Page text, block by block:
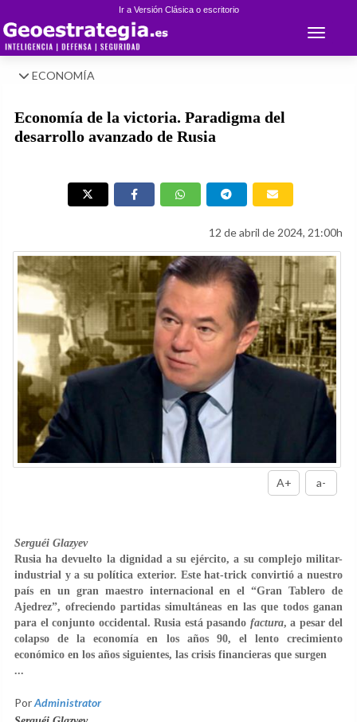
Ir a Versión Clásica o escritorio
Toggle
ECONOMÍA
Economía de la victoria. Paradigma del
desarrollo avanzado de Rusia
12 de abril de 2024, 21:00h
A+ a-
Serguéi Glazyev
Rusia ha devuelto la dignidad a su ejército, a su complejo militar-
industrial y a su política exterior. Este hat-trick convirtió a nuestro
país en un gran maestro internacional en el “Gran Tablero de
Ajedrez”, ofreciendo partidas simultáneas en las que todos ganan
para el conjunto occidental. Rusia está pasando factura, a pesar del
colapso de la economía en los años 90, el lento crecimiento
económico en los años siguientes, las crisis financieras que surgen
...
PorAdministrator